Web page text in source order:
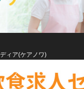
ィア(ケアノワ)